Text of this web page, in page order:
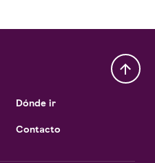
Dónde ir
Contacto